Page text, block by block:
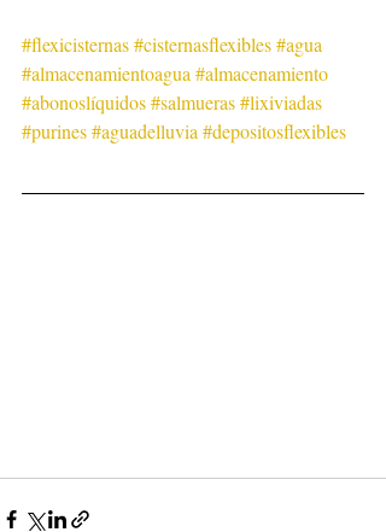
#flexicisternas#cisternasflexibles#agua
#almacenamientoagua #almacenamiento
#abonoslíquidos#salmueras#lixiviadas
#purines#aguadelluvia #depositosflexibles